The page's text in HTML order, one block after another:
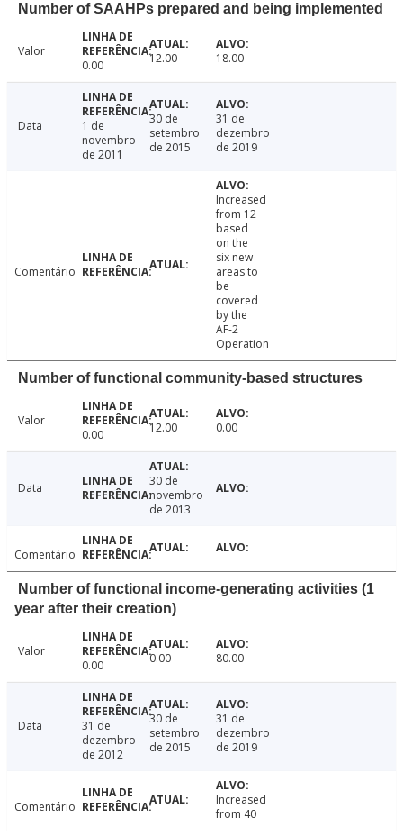
Number of SAAHPs prepared and being implemented
Valor
0.00
12.00 18.00
Data
1 de
novembro
de 2011
30 de
setembro
de 2015
31 de
dezembro
de 2019
Comentário
Increased
from 12
based
on the
six new
areas to
be
covered
by the
AF-2
Operation
Number of functional community-based structures
Valor
0.00
12.00 0.00
Data
30 de
novembro
de 2013
Comentário
Number of functional income-generating activities (1
year after their creation)
Valor
0.00
0.00 80.00
Data
31 de
dezembro
de 2012
30 de
setembro
de 2015
31 de
dezembro
de 2019
Comentário
Increased
from 40